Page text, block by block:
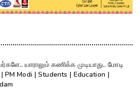
யாராலும் கணிக்க முடியாது.. மோடி